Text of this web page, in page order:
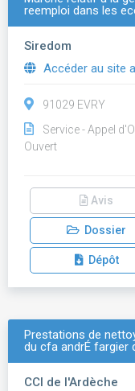
reemploi dans les
Siredom
Accéder au site
91029 EVRY
Service - Appel
Ouvert
Avis
Dossier
Dépôt
Prestations de
du cfa andrÉ fargier
CCI de l'Ardèche